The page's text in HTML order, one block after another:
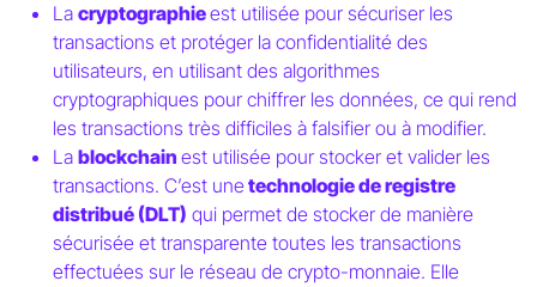
La cryptographieest utilisée pour sécuriser les
transactions et protéger la confidentialité des
utilisateurs, en utilisant des algorithmes
cryptographiques pour chiffrer les données, ce qui rend
les transactions très difficiles à falsifier ou à modifier.
La blockchain est utilisée pour stocker et valider les
transactions. C’est unetechnologie de registre
distribué (DLT) qui permet de stocker de manière
sécurisée et transparente toutes les transactions
effectuées sur le réseau de crypto-monnaie. Elle